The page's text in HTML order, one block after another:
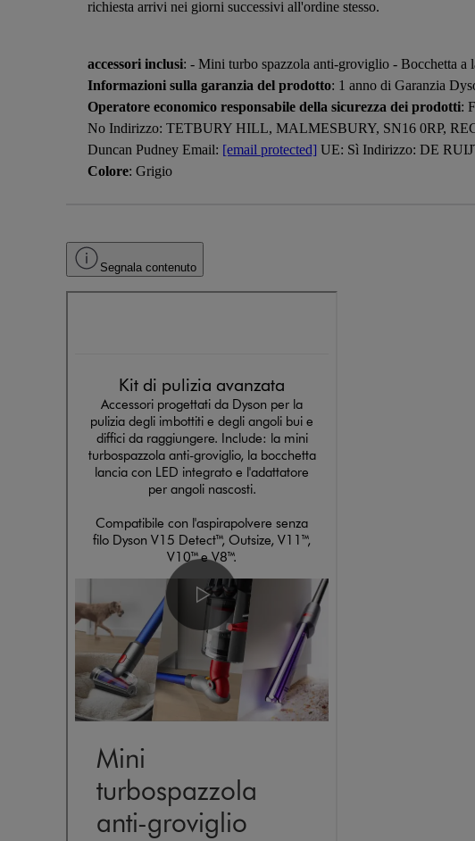
richiesta arrivi nei giorni successivi all'ordine stesso.
accessori inclusi: - Mini turbo spazzola anti-groviglio - Bocchetta a
Informazioni sulla garanzia del prodotto: 1 anno di Garanzia
Operatore economico responsabile della sicurezza dei prodotti:
No Indirizzo: TETBURY HILL, MALMESBURY, SN16 0RP,
Duncan Pudney Email: [email protected] UE: Sì Indirizzo: DE
Colore: Grigio
Segnala contenuto